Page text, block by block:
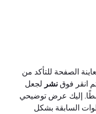
الصفحة للتأكد من
انقر فوقنشر لجعل
إليك عرض توضيحي
السابقة بشكل